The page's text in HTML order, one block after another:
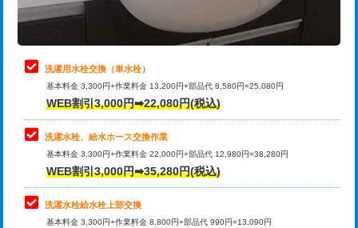
給水管工事※（ライニング鋼管・銅
管・ポリ管・HT管使用/3ｍまで)
44,000円
給水管工事※（ライニング鋼管・銅
管・ポリ管・HT管使用/3ｍ超え)
排水管工事（土の掘削・埋め戻し作
業）
排水管工事（排水管工事/3ｍまで） 55,000円
排水管工事（追加 排水管工事/3ｍ超
え）
理・調整・分解・加工など（軽作業）
止水・漏水調査・防水処理・清掃・修
理・調整・分解・加工など（中作業）
22,000円
止水・漏水調査・防水処理・清掃・修
理・調整・分解・加工など（重作業）
33,000円
キッチンタンク脱着
その他部品の脱着
交換・取付（タンク）
洗濯用水栓交換（単水栓）
基本料金 3,300円+作業料金 13,200円+部品代 8,580円=25,080円
WEB割引3,000円➡22,080円(税込)
洗濯水栓、給水ホース交換作業
基本料金 3,300円+作業料金 22,000円+部品代 12,980円=38,280円
WEB割引3,000円➡35,280円(税込)
洗濯水栓給水栓上部交換
基本料金 3,300円+作業料金 8,800円+部品代 990円=13,090円